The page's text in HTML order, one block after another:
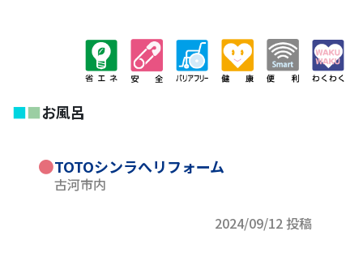
■■お風呂
●TOTOシンラへリフォーム
古河市内
2024/09/12 投稿